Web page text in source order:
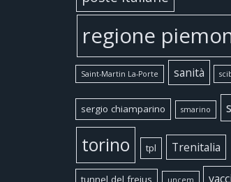
regione
Saint-Martin La-Porte sanità
sergio chiamparino smarino
torino
tpl Trenitalia
tunnel del frejus uncem